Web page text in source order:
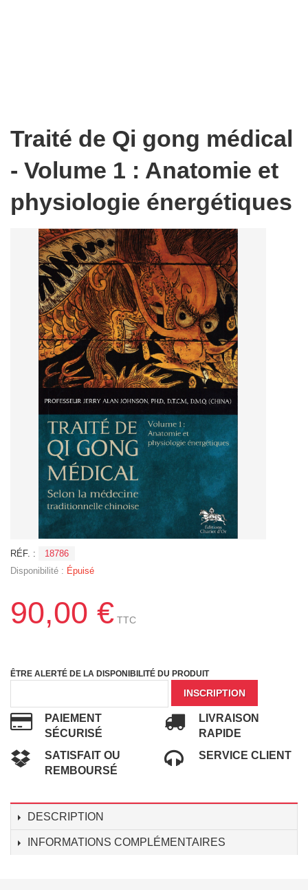
Traité de Qi gong médical
- Volume 1 : Anatomie et
physiologie énergétiques
RÉF. :
18786
Disponibilité : Épuisé
90,00 € TTC
ÊTRE ALERTÉ DE LA DISPONIBILITÉ DU PRODUIT
INSCRIPTION
PAIEMENT
SÉCURISÉ
LIVRAISON
RAPIDE
SATISFAIT OU
REMBOURSÉ
SERVICE CLIENT
DESCRIPTION
INFORMATIONS COMPLÉMENTAIRES